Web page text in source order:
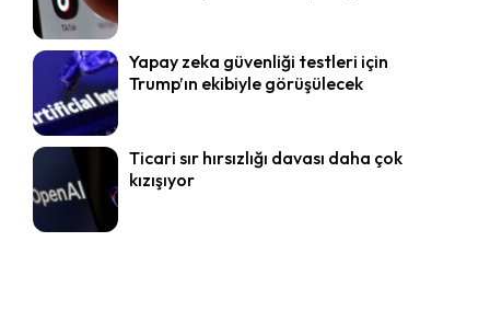
Yapay zeka güvenliği testleri için
Trump’ın ekibiyle görüşülecek
Ticari sır hırsızlığı davası daha çok
kızışıyor